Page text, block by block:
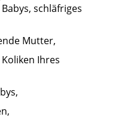
schläfriges
Mutter,
Ihres